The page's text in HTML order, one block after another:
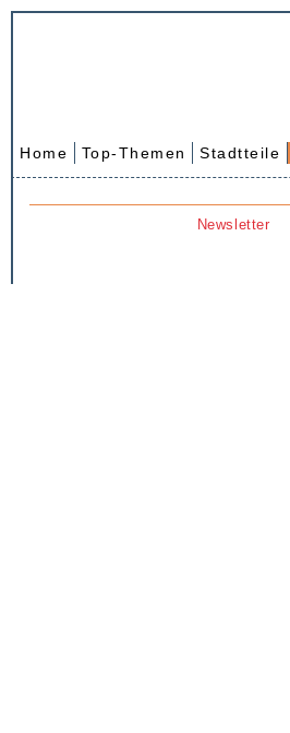
Home Top-Themen Stadtteile
Newsletter